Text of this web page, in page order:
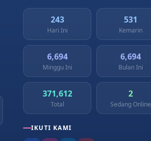
243
Hari Ini
531
Kemarin
6,694
Minggu Ini
6,694
Bulan Ini
371,612
Total
2
Sedang Online
IKUTI KAMI